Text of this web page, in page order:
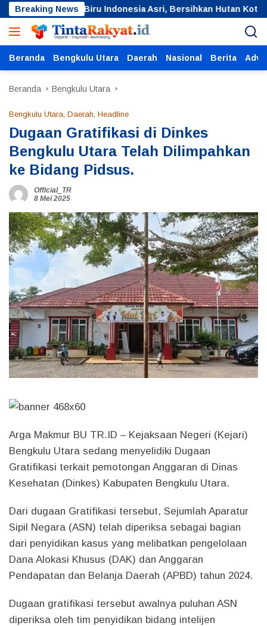
Langsung
ke
konten
Breaking News
Langit Biru Indonesia Asri, Bersihkan Hutan Kota
Beranda Bengkulu Utara Daerah Nasional Berita
Beranda Bengkulu Utara
Bengkulu Utara, Daerah, Headline
Dugaan Gratifikasi di Dinkes
Bengkulu Utara Telah Dilimpahkan
ke Bidang Pidsus.
Official_TR
8 Mei 2025
Arga Makmur BU TR.ID – Kejaksaan Negeri (Kejari)
Bengkulu Utara sedang menyelidiki Dugaan
Gratifikasi terkait pemotongan Anggaran di Dinas
Kesehatan (Dinkes) Kabupaten Bengkulu Utara.
Dari dugaan Gratifikasi tersebut, Sejumlah Aparatur
Sipil Negara (ASN) telah diperiksa sebagai bagian
dari penyidikan kasus yang melibatkan pengelolaan
Dana Alokasi Khusus (DAK) dan Anggaran
Pendapatan dan Belanja Daerah (APBD) tahun 2024.
Dugaan gratifikasi tersebut awalnya puluhan ASN
diperiksa oleh tim penyidikan bidang intelijen